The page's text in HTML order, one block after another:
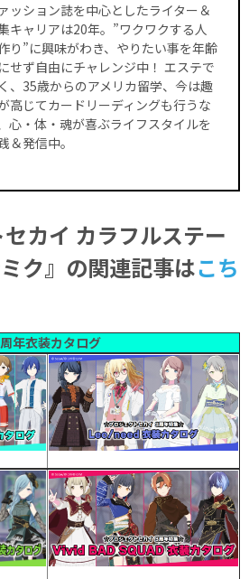
ッション誌を中心としたライター＆
キャリアは20年。”ワクワクする人
り”に興味がわき、やりたい事を年齢
せず自由にチャレンジ中！ エステで
、35歳からのアメリカ留学、今は趣
高じてカー ドリーディングも行うな
心・体・魂が喜ぶライフスタイルを
＆発信中。
セカイ カラフルステー
ク』の関連記事はこち
年衣装カタログ